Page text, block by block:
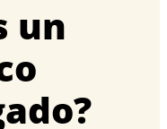
un